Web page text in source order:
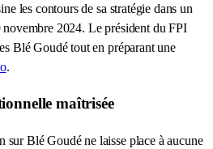
les contours de sa stratégie dans un
2024. Le président du FPI
Blé Goudé tout en préparant une
.
maîtrisée
sur Blé Goudé ne laisse place à aucune